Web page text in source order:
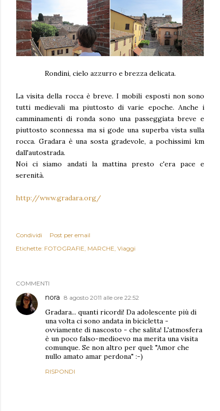
Rondini, cielo azzurro e brezza delicata.
La visita della rocca è breve. I mobili esposti non sono
tutti medievali ma piuttosto di varie epoche. Anche i
camminamenti di ronda sono una passeggiata breve e
piuttosto sconnessa ma si gode una superba vista sulla
rocca. Gradara è una sosta gradevole, a pochissimi km
dall'autostrada.
Noi ci siamo andati la mattina presto c'era pace e
serenità.
http://www.gradara.org/
Condividi
Post per email
Etichette: FOTOGRAFIE MARCHE Viaggi
COMMENTI
nora 8 agosto 2011 alle ore 22:52
Gradara... quanti ricordi! Da adolescente più di
una volta ci sono andata in bicicletta -
ovviamente di nascosto - che salita! L'atmosfera
è un poco falso-medioevo ma merita una visita
comunque. Se non altro per quel: "Amor che
nullo amato amar perdona" :-)
RISPONDI